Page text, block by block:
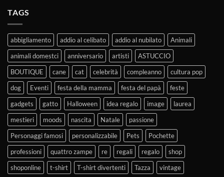
TAGS
abbigliamento addio al celibato addio al nubilato
Animali
animali domestci
anniversario artisti
ASTUCCIO
BOUTIQUE
cane cat celebrità compleanno
cultura pop
dog
Eventi festa della mamma festa del papà
feste
gadgets
gatto Halloween idea regalo image
laurea
mestieri
moods nascita Natale
passione
Personaggi famosi
personalizzabile Pets
Pochette
professioni
quattro zampe re regali regalo
shop
shoponline
t-shirt T-shirt divertenti Tazza vintage